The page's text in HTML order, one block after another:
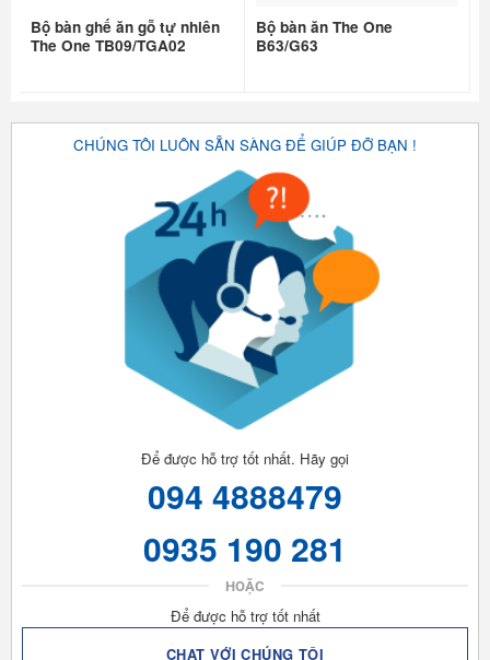
Bộ bàn ghế ăn gỗ tự nhiên
The One TB09/TGA02
Bộ bàn ăn The One
B63/G63
CHÚNG TÔI LUÔN SẴN SÀNG ĐỂ GIÚP ĐỠ BẠN !
Để được hỗ trợ tốt nhất. Hãy gọi
094 4888479
0935 190 281
HOẶC
Để được hỗ trợ tốt nhất
CHAT VỚI CHÚNG TÔI